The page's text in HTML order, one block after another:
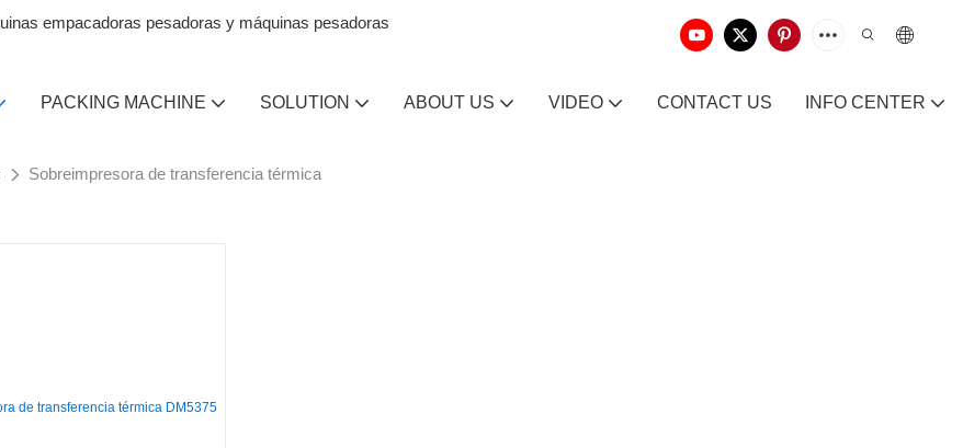
empacadoras pesadoras y máquinas pesadoras
PACKING MACHINE SOLUTION ABOUT US VIDEO CONTACT US INFO CENTER
Sobreimpresora de transferencia térmica